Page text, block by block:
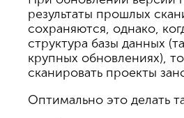
результаты прошлых
сохраняются, однако,
структура базы данных
крупных обновлениях),
сканировать проекты
Оптимально это делать